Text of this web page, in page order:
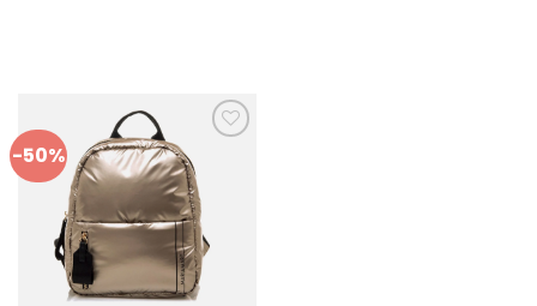
-50%
a mis
favoritos